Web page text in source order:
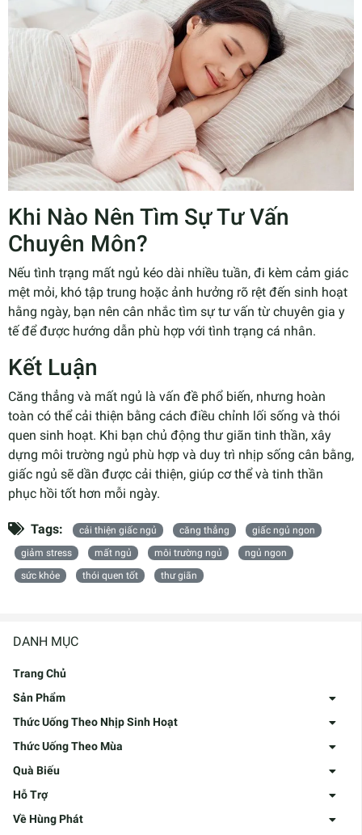
DANH MỤC
Trang Chủ
Sản Phẩm
Thức Uống Theo Nhịp Sinh Hoạt
Thức Uống Theo Mùa
Quà Biếu
Hỗ Trợ
Về Hùng Phát
Khi Nào Nên Tìm Sự Tư Vấn
Chuyên Môn?
Nếu tình trạng mất ngủ kéo dài nhiều tuần, đi kèm cảm giác
mệt mỏi, khó tập trung hoặc ảnh hưởng rõ rệt đến sinh hoạt
hằng ngày, bạn nên cân nhắc tìm sự tư vấn từ chuyên gia y
tế để được hướng dẫn phù hợp với tình trạng cá nhân.
Kết Luận
Căng thẳng và mất ngủ là vấn đề phổ biến, nhưng hoàn
toàn có thể cải thiện bằng cách điều chỉnh lối sống và thói
quen sinh hoạt. Khi bạn chủ động thư giãn tinh thần, xây
dựng môi trường ngủ phù hợp và duy trì nhịp sống cân bằng,
giấc ngủ sẽ dần được cải thiện, giúp cơ thể và tinh thần
phục hồi tốt hơn mỗi ngày.
Tags: cải thiện giấc ngủ căng thẳng
giấc ngủ ngon
giảm stress
mất ngủ môi trường ngủ
ngủ ngon
sức khỏe
thói quen tốt thư giãn